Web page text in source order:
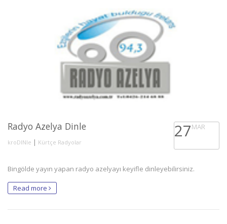
Radyo Azelya Dinle
kroDINle | Kürtçe Radyolar
27MAR
Bingölde yayın yapan radyo azelyayı keyifle dinleyebilirsiniz.
Read more